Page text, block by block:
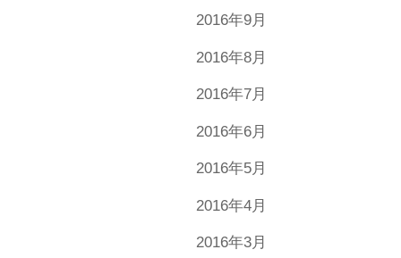
2016年9月
2016年8月
2016年7月
2016年6月
2016年5月
2016年4月
2016年3月